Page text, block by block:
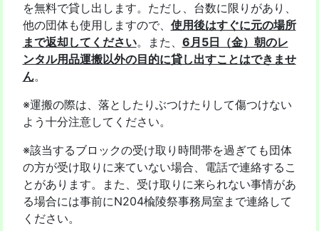
を無料で貸し出します。ただし、台数に限りがあり、
他の団体も使用しますので、 使用後はすぐに元の場所
まで返却してください。また、 6月5日（金）朝のレ
ンタル用品運搬以外の目的に貸し出すことはできませ
ん。
※運搬の際は、落としたりぶつけたりして傷つけない
よう十分注意してください。
※該当するブロックの受け取り時間帯を過ぎても団体
の方が受け取りに来ていない場合、電話で連絡するこ
とがあります。また、受け取りに来られない事情があ
る場合には事前にN204楡陵祭事務局室まで連絡して
ください。